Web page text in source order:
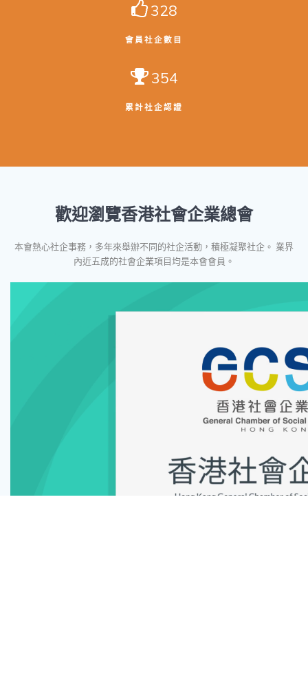
328
會員社企數目
354
累計社企認證
歡迎瀏覽香港社會企業總會
本會熱心社企事務，多年來舉辦不同的社企活動，積極凝聚社企。 業界
內近五成的社會企業項目均是本會會員。
器